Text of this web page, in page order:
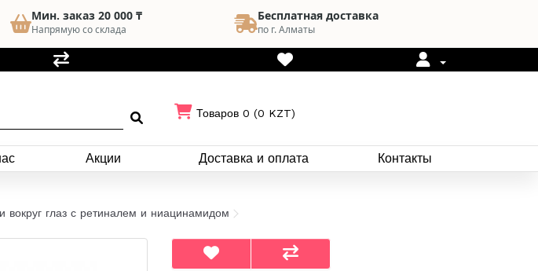
Мин. заказ 20 000 ₸
Напрямую со склада
Бесплатная доставка
по г. Алматы
Товаров 0 (0 KZT)
Акции Доставка и оплата Контакты
глаз с ретиналем и ниацинамидом